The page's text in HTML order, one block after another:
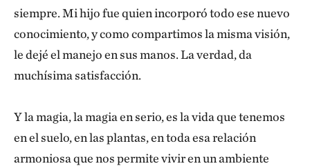
siempre. Mi hijo fue quien incorporó todo ese nuevo
conocimiento, y como compartimos la misma visión,
le dejé el manejo en sus manos. La verdad, da
muchísima satisfacción.
Y la magia, la magia en serio, es la vida que tenemos
en el suelo, en las plantas, en toda esa relación
armoniosa que nos permite vivir en un ambiente